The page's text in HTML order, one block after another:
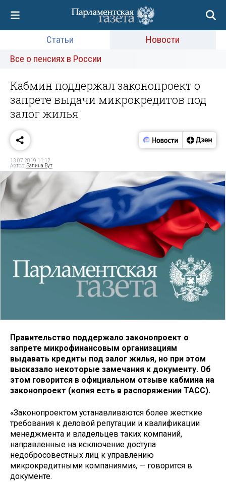
Статьи
Новости
Все о пенсиях в России
Кабмин поддержал законопроект о
запрете выдачи микрокредитов под
залог жилья
13.07.2019 11:12
Автор:Залина Бут
Правительство поддержало законопроект о
запрете микрофинансовым организациям
выдавать кредиты под залог жилья, но при этом
высказало некоторые замечания к документу. Об
этом говорится в официальном отзыве кабмина на
законопроект (копия есть в распоряжении ТАСС).
«Законопроектом устанавливаются более жесткие
требования к деловой репутации и квалификации
менеджмента и владельцев таких компаний,
направленные на исключение доступа
недобросовестных лиц к управлению
микрокредитными компаниями», — говорится в
документе.